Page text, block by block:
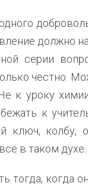
должно
серии
честно.
к уроку
к
ключ, колбу,
в таком духе.
тогда, когда